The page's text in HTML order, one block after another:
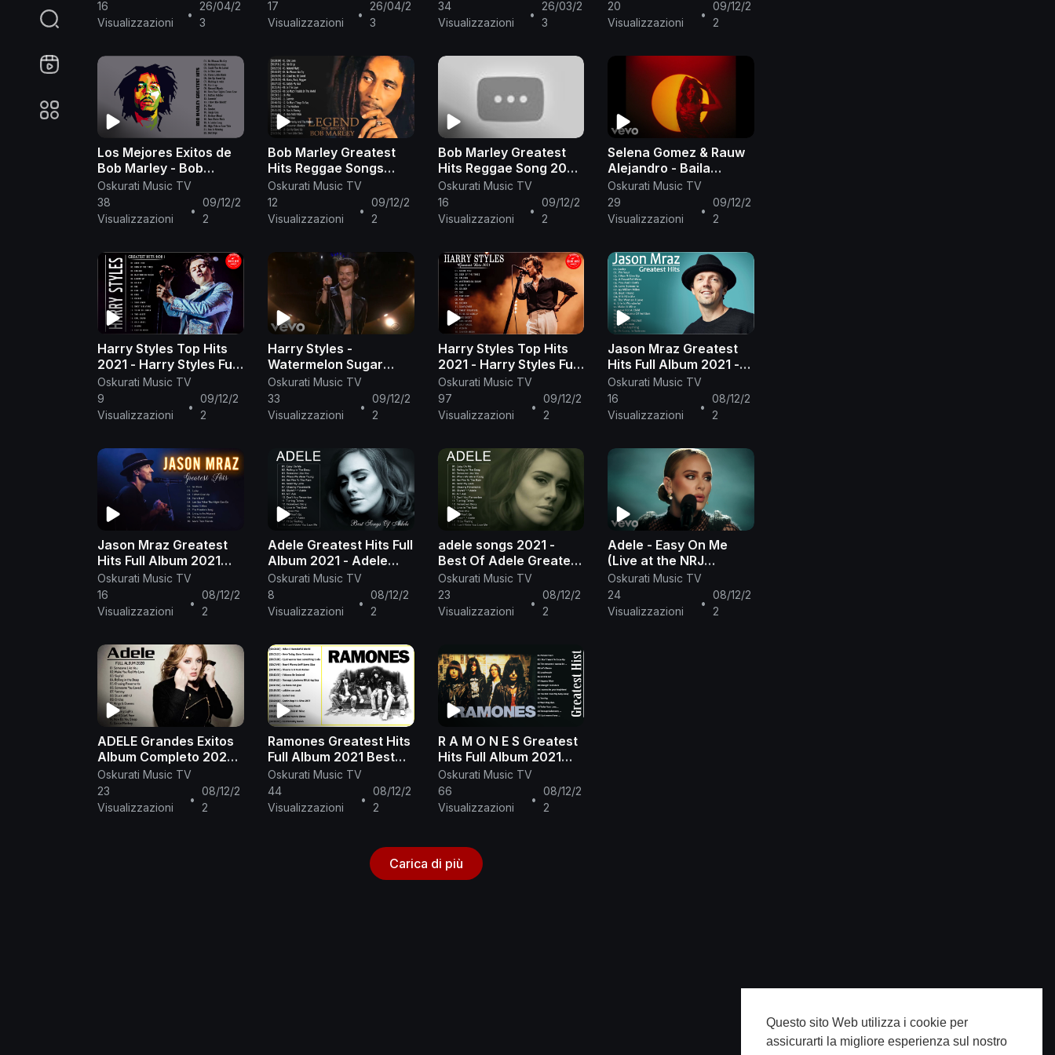
Questo sito Web utilizza i cookie per
assicurarti la migliore esperienza sul nostro
Playlist 2021
16
Visualizzazioni
•
26/04/2
3
Leppard
17
Visualizzazioni
•
26/04/2
3
(2021)
34
Visualizzazioni
•
26/03/2
3
Grandes Éxitos Lo
Mejor De Lo Mejor Mix
20
Visualizzazioni
•
09/12/2
2
Los Mejores Exitos de
Bob Marley - Bob
Marley Grandes Exitos
2020
Oskurati Music TV
38
Visualizzazioni
•
09/12/2
2
Bob Marley Greatest
Hits Reggae Songs
2021 📀 Bob Marley Full
Playlist
Oskurati Music TV
12
Visualizzazioni
•
09/12/2
2
Bob Marley Greatest
Hits Reggae Song 2021
📀 Top 20 Best Song
Bob Marley
Oskurati Music TV
16
Visualizzazioni
•
09/12/2
2
Selena Gomez & Rauw
Alejandro - Baila
Conmigo (Premio Lo
Nuestro 2021)
Oskurati Music TV
29
Visualizzazioni
•
09/12/2
2
Harry Styles Top Hits
2021 - Harry Styles Full
Album - Harry Styles
Playlist All Songs
Oskurati Music TV
9
Visualizzazioni
•
09/12/2
2
Harry Styles -
Watermelon Sugar
(GRAMMYs Full Live
Performance) 2021 HD
Oskurati Music TV
33
Visualizzazioni
•
09/12/2
2
Harry Styles Top Hits
2021 - Harry Styles Full
Album - Harry Styles
Playlist All Songs
Oskurati Music TV
97
Visualizzazioni
•
09/12/2
2
Jason Mraz Greatest
Hits Full Album 2021 -
Best Of Jason Mraz
Oskurati Music TV
16
Visualizzazioni
•
08/12/2
2
Jason Mraz Greatest
Hits Full Album 2021
Best Songs of Jason
Mraz
Oskurati Music TV
16
Visualizzazioni
•
08/12/2
2
Adele Greatest Hits Full
Album 2021 - Adele
Best Songs Playlist
2021
Oskurati Music TV
8
Visualizzazioni
•
08/12/2
2
adele songs 2021 -
Best Of Adele Greatest
Hits Full Album 2021
Oskurati Music TV
23
Visualizzazioni
•
08/12/2
2
Adele - Easy On Me
(Live at the NRJ
Awards 2021)
Oskurati Music TV
24
Visualizzazioni
•
08/12/2
2
ADELE Grandes Exitos
Album Completo 2020
- Top 20 Mejores
Canciones De ADELE
Oskurati Music TV
23
Visualizzazioni
•
08/12/2
2
Ramones Greatest Hits
Full Album 2021 Best
Songs of Ramones The
Best Of Classic Rock
Of All Time
Oskurati Music TV
44
Visualizzazioni
•
08/12/2
2
R A M O N E S Greatest
Hits Full Album 2021
The Best Of R A M O N
E S Playlist
Oskurati Music TV
66
Visualizzazioni
•
08/12/2
2
Carica di più